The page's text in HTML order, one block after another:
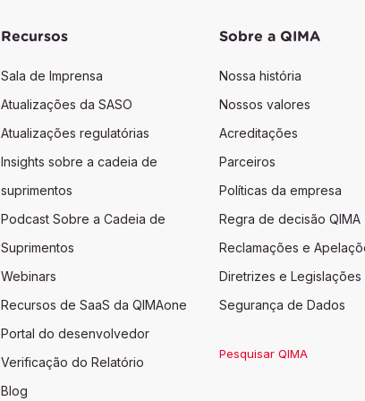
Recursos
Sala de Imprensa
Atualizações da SASO
Atualizações regulatórias
Insights sobre a cadeia de
suprimentos
Podcast Sobre a Cadeia de
Suprimentos
Webinars
Recursos de SaaS da QIMAone
Portal do desenvolvedor
Verificação do Relatório
Blog
Sobre a QIMA
Nossa história
Nossos valores
Acreditações
Parceiros
Políticas da empresa
Regra de decisão QIMA
Reclamações e
Diretrizes e Legislações
Segurança de Dados
Pesquisar QIMA